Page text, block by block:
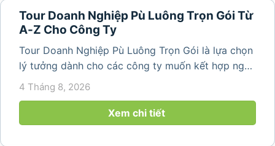
Tour Doanh Nghiệp Pù Luông Trọn Gói Từ
A-Z Cho Công Ty
Tour Doanh Nghiệp Pù Luông Trọn Gói là lựa chọn
lý tưởng dành cho các công ty muốn kết hợp nghỉ
dưỡng, gắn kết đội ngũ và tái tạo năng lượng sau
những ngày làm việc căng thẳng. Với cảnh quan
thiên nhiên trong lành,...
4 Tháng 8, 2026
Xem chi tiết